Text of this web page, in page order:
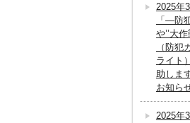
2025年
「―防
や’’大
（防犯
ライト
助しま
お知ら
2025年